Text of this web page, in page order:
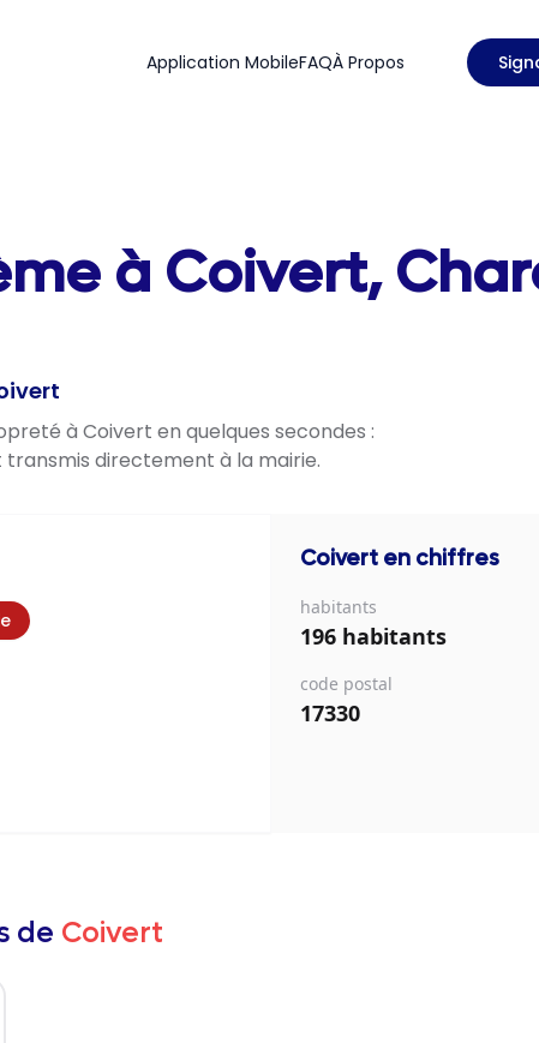
Application MobileFAQÀ Propos
à Coivert,
à Coivert en quelques secondes :
directement à la mairie.
Coivert en chiffres
habitants
196 habitants
code postal
17330
de Coivert